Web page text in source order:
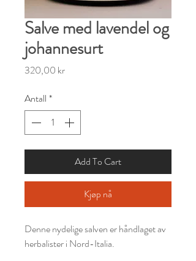
Salve med lavendel og
johannesurt
320,00 krPris
Antall *
Add To Cart
Kjøp nå
Denne nydelige salven er håndlaget av
herbalister i Nord-Italia.